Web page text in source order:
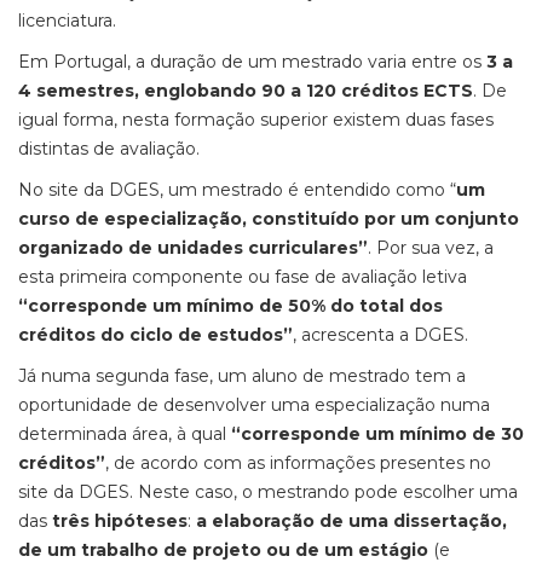
licenciatura.
Em Portugal, a duração de um mestrado varia entre os 3 a
4 semestres, englobando 90 a 120 créditos ECTS. De
igual forma, nesta formação superior existem duas fases
distintas de avaliação.
No site da DGES, um mestrado é entendido como “um
curso de especialização, constituído por um conjunto
organizado de unidades curriculares”. Por sua vez, a
esta primeira componente ou fase de avaliação letiva
“corresponde um mínimo de 50% do total dos
créditos do ciclo de estudos”, acrescenta a DGES.
Já numa segunda fase, um aluno de mestrado tem a
oportunidade de desenvolver uma especialização numa
determinada área, à qual “corresponde um mínimo de 30
créditos”, de acordo com as informações presentes no
site da DGES. Neste caso, o mestrando pode escolher uma
das três hipóteses: a elaboração de uma dissertação,
de um trabalho de projeto ou de um estágio (e